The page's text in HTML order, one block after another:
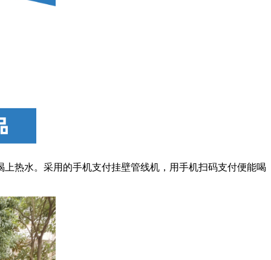
热水。采用的手机支付挂壁管线机，用手机扫码支付便能喝